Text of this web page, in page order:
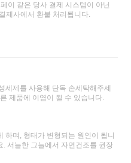
이 같은 당사 결제 시스템이 아닌
제사에서 환불 처리됩니다.
세제를 사용해 단독 손세탁해주세
제품에 이염이 될 수 있습니다.
하며, 형태가 변형되는 원인이 됩니
. 서늘한 그늘에서 자연건조를 권장